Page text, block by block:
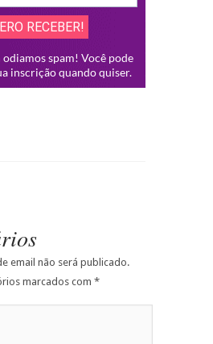
email não será publicado.
marcados com *